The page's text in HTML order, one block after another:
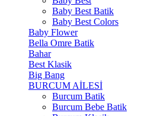
Baby Best Batik
Baby Best Colors
Baby Flower
Bella Omre Batik
Bahar
Best Klasik
Big Bang
BURCUM AİLESİ
Burcum Batik
Burcum Bebe Batik